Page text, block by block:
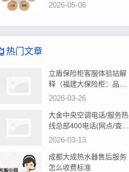
2026-05-06
热门文章
立盾保险柜客服体验站解
释（福建大保险柜：品质
卓越，安全可靠首选）
2026-03-26
大金中央空调电话/服务热
线总部400电话(网点/查询)
告诉你大金中央空调控制
2026-03-13
成都大成热水器售后服务
怎么收费标准